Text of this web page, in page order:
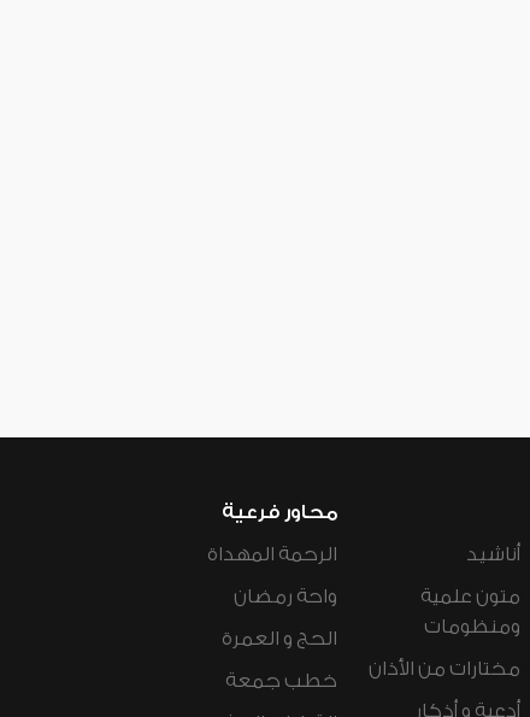
أناشيد
متون علمية
ومنظومات
مختارات من الأذان
أدعية و أذكار
محاور فرعية
الرحمة المهداة
واحة رمضان
الحج و العمرة
خطب جمعة